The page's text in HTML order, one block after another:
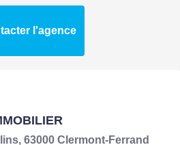
Non
140 m2
l'agence
63000 Clermont-Ferrand